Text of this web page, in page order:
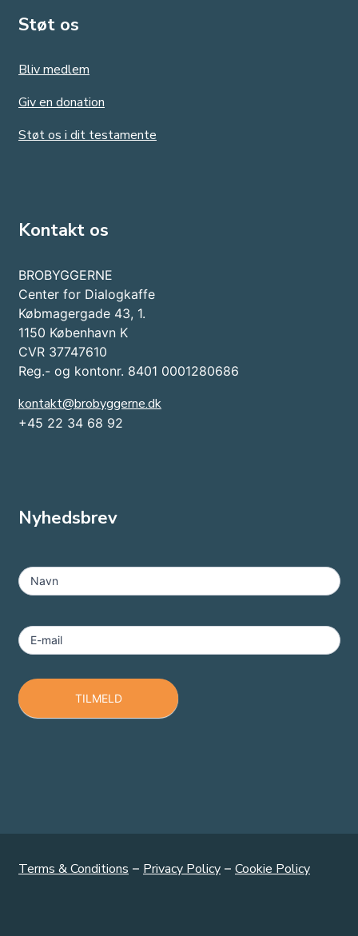
Støt os
Bliv medlem
Giv en donation
Støt os i dit testamente
Kontakt os
BROBYGGERNE
Center for Dialogkaffe
Købmagergade 43, 1.
1150 København K
CVR 37747610
Reg.- og kontonr. 8401 0001280686
kontakt@brobyggerne.dk
+45 22 34 68 92
Nyhedsbrev
-
Footer
Navn
E-mail
TILMELD
Terms & Conditions – Privacy Policy – Cookie Policy